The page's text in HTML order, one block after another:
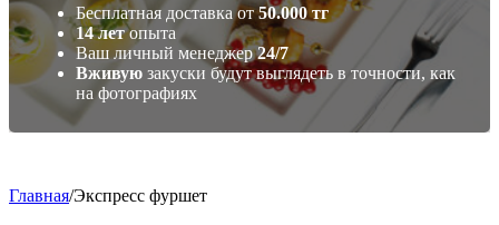
Бесплатная доставка от50.000 тг
14 летопыта
Ваш личный менеджер24/7
Вживую закуски будут выглядеть в точности, как
на фотографиях
Главная/Экспресс фуршет